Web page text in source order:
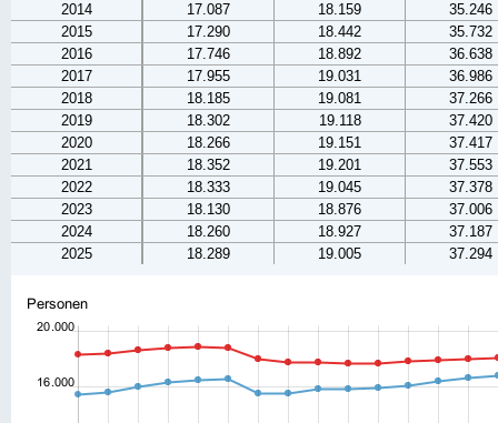
2014
17.087 18.159
35.246
2015
17.290 18.442
35.732
2016
17.746 18.892
36.638
2017
17.955 19.031
36.986
2018
18.185 19.081
37.266
2019
18.302 19.118
37.420
2020
18.266 19.151
37.417
2021
18.352 19.201
37.553
2022
18.333 19.045
37.378
2023
18.130 18.876
37.006
2024
18.260 18.927
37.187
2025
18.289 19.005 37.294